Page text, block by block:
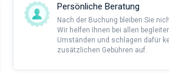
Persönliche Beratung
Nach der Buchung bleiben Sie
Wir helfen Ihnen bei allen
Umständen und schlagen dafür
zusätzlichen Gebühren auf.